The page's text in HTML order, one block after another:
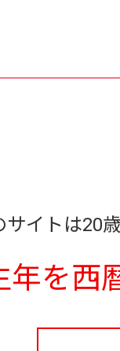
サイトは20
年を西